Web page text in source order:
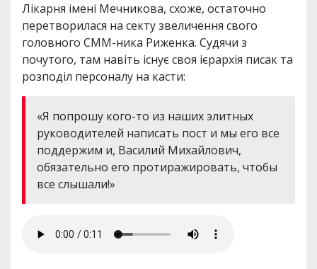
Лікарня імені Мечникова, схоже, остаточно
перетворилася на секту звеличення свого
головного СММ-ника Риженка. Судячи з
почутого, там навіть існує своя ієрархія писак та
розподіл персоналу на касти:
«Я попрошу кого-то из наших элитных
руководителей написать пост и мы его все
поддержим и, Василий Михайлович,
обязательно его протиражировать, чтобы
все слышали!»